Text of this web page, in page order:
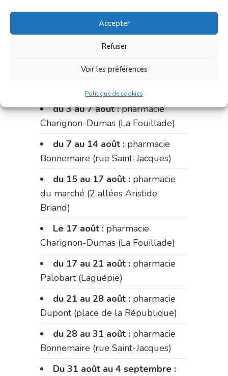
Accepter
Refuser
Voir les préférences
Politique de cookies
du 24 au 31 juillet :
du marché (2 allées Aristide
du 31 juillet au 3 août :
pharmacie Fontanges
du 3 au 7 août :pharmacie
Charignon-Dumas (La Fouillade)
du 7 au 14 août : pharmacie
Bonnemaire (rue Saint-Jacques)
du 15 au 17 août : pharmacie
du marché (2 allées Aristide
Briand)
Le 17 août : pharmacie
Charignon-Dumas (La Fouillade)
du 17 au 21 août : pharmacie
Palobart (Laguépie)
du 21 au 28 août : pharmacie
Dupont (place de la République)
du 28 au 31 août : pharmacie
Bonnemaire (rue Saint-Jacques)
Du 31 août au 4 septembre :